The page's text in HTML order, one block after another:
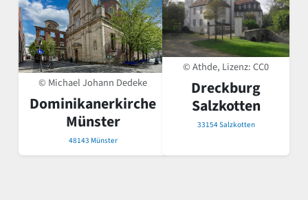
© Michael Johann Dedeke
Dominikanerkirche
Münster
48143 Münster
© Athde, Lizenz:CC0
Dreckburg
Salzkotten
33154 Salzkotten